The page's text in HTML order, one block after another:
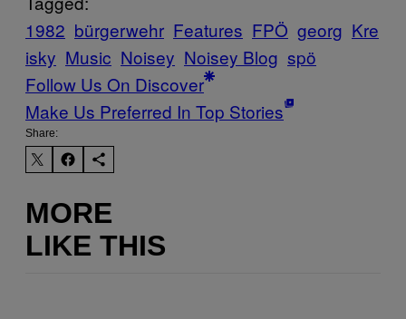
1982 bürgerwehr Features FPÖ georg Kre
isky Music Noisey Noisey Blog spö
Follow Us On Discover
Make Us Preferred In Top Stories
Share:
MORE
LIKE THIS